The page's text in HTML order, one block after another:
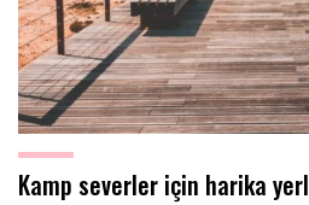
Kamp severler için harika